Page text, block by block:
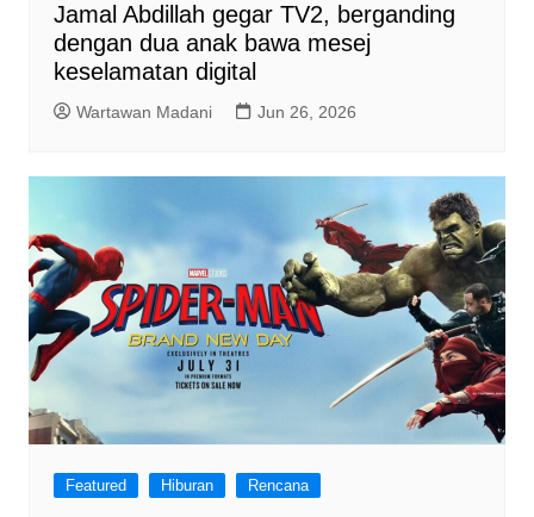
Jamal Abdillah gegar TV2, berganding
dengan dua anak bawa mesej
keselamatan digital
Wartawan Madani Jun 26, 2026
Featured Hiburan Rencana